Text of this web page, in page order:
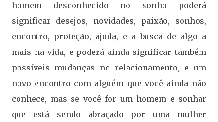
homem desconhecido no sonho poderá
significar desejos, novidades, paixão, sonhos,
encontro, proteção, ajuda, e a busca de algo a
mais na vida, e poderá ainda significar também
possíveis mudanças no relacionamento, e um
novo encontro com alguém que você ainda não
conhece, mas se você for um homem e sonhar
que está sendo abraçado por uma mulher